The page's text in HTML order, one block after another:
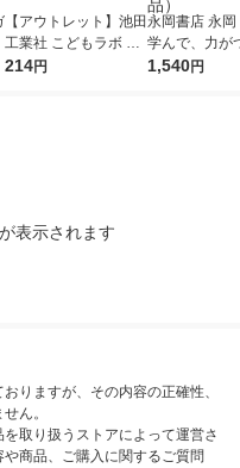
【アウトレット】池田
工業社 こどもラボ お
うちで事件!? 指紋を
214円
永岡書店 永岡
学んで、力が
ども日本地図
1,540円
表示されます
りますが、その内容の正確性、
ん。
取り扱うストアによって運営さ
商品、ご購入に関するご質問